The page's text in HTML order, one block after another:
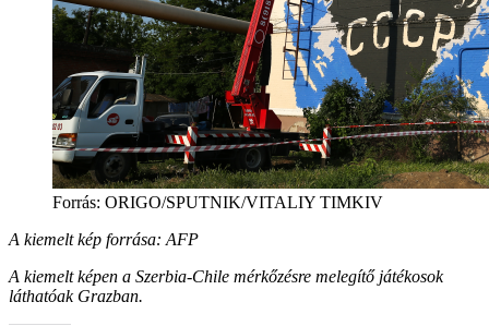
Forrás: ORIGO/SPUTNIK/VITALIY TIMKIV
A kiemelt kép forrása: AFP
A kiemelt képen a Szerbia-Chile mérkőzésre melegítő játékosok
láthatóak Grazban.